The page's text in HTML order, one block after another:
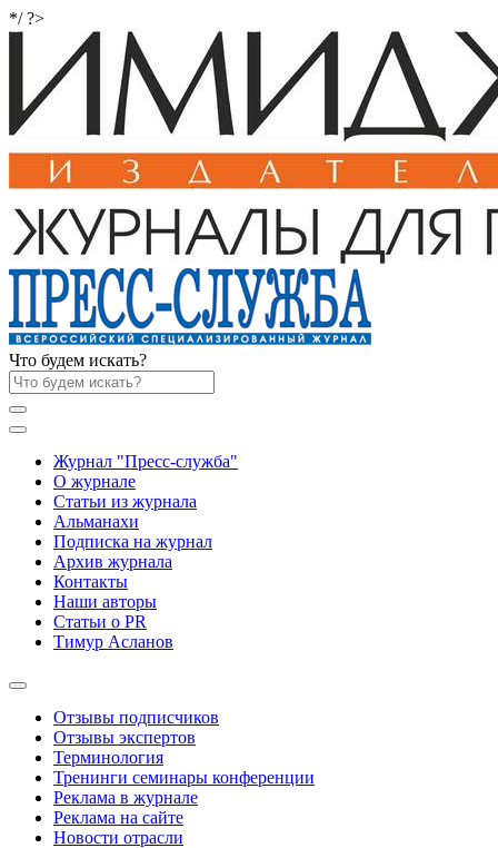
*/ ?>
Что будем искать?
Журнал "Пресс-служба"
О журнале
Статьи из журнала
Альманахи
Подписка на журнал
Архив журнала
Контакты
Наши авторы
Статьи о PR
Тимур Асланов
Отзывы подписчиков
Отзывы экспертов
Терминология
Тренинги семинары конференции
Реклама в журнале
Реклама на сайте
Новости отрасли